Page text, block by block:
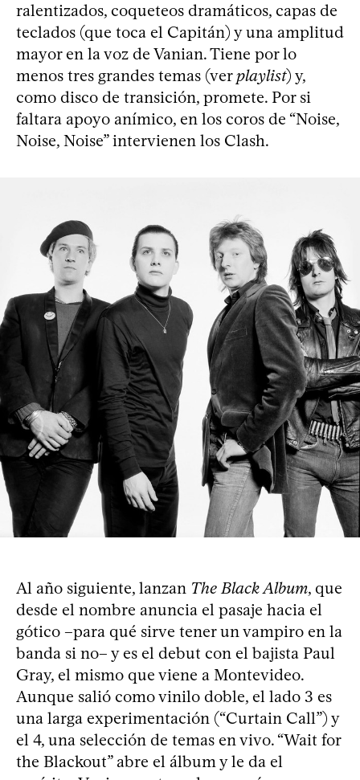
ralentizados, coqueteos dramáticos, capas de
teclados (que toca el Capitán) y una amplitud
mayor en la voz de Vanian. Tiene por lo
menos tres grandes temas (verplaylist) y,
como disco de transición, promete. Por si
faltara apoyo anímico, en los coros de “Noise,
Noise, Noise” intervienen los Clash.
Al año siguiente, lanzan The Black Album, que
desde el nombre anuncia el pasaje hacia el
gótico –para qué sirve tener un vampiro en la
banda si no– y es el debut con el bajista Paul
Gray, el mismo que viene a Montevideo.
Aunque salió como vinilo doble, el lado 3 es
una larga experimentación (“Curtain Call”) y
el 4, una selección de temas en vivo. “Wait for
the Blackout” abre el álbum y le da el